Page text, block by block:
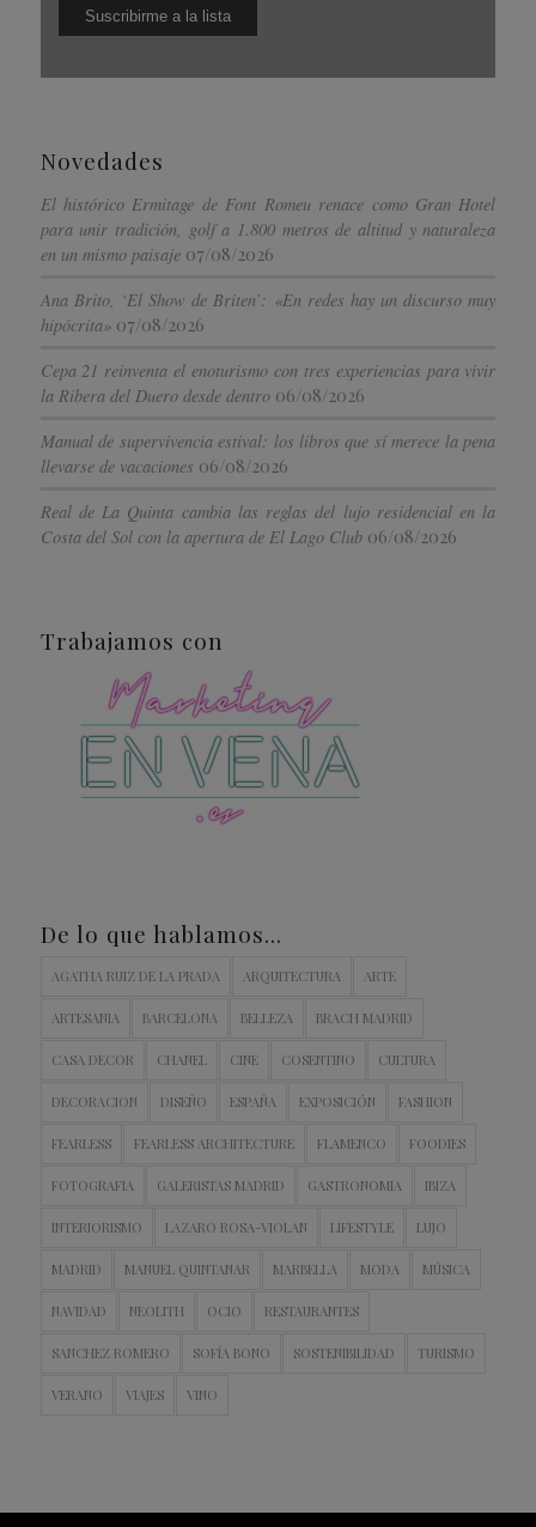
Novedades
El histórico Ermitage de Font Romeu renace como Gran Hotel
para unir tradición, golf a 1.800 metros de altitud y naturaleza
en un mismo paisaje 07/08/2026
Ana Brito, ‘El Show de Briten’: «En redes hay un discurso muy
hipócrita» 07/08/2026
Cepa 21 reinventa el enoturismo con tres experiencias para vivir
la Ribera del Duero desde dentro 06/08/2026
Manual de supervivencia estival: los libros que sí merece la pena
llevarse de vacaciones 06/08/2026
Real de La Quinta cambia las reglas del lujo residencial en la
Costa del Sol con la apertura de El Lago Club 06/08/2026
Trabajamos con
De lo que hablamos…
AGATHA RUIZ DE LA PRADA ARQUITECTURA ARTE
ARTESANIA BARCELONA BELLEZA BRACH MADRID
CASA DECOR CHANEL CINE COSENTINO CULTURA
DECORACION DISEÑO ESPAÑA EXPOSICIÓN FASHION
FEARLESS FEARLESS ARCHITECTURE FLAMENCO FOODIES
FOTOGRAFIA GALERISTAS MADRID GASTRONOMIA IBIZA
INTERIORISMO LAZARO ROSA-VIOLAN LIFESTYLE LUJO
MADRID MANUEL QUINTANAR MARBELLA MODA MÚSICA
NAVIDAD NEOLITH OCIO RESTAURANTES
SANCHEZ ROMERO SOFÍA BONO SOSTENIBILIDAD TURISMO
VERANO VIAJES VINO